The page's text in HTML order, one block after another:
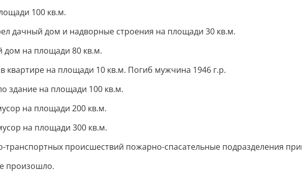
100 кв.м.
дачный дом и надворные строения на площади 30 кв.м.
дом на площади 80 кв.м.
квартире на площади 10 кв.м. Погиб мужчина 1946 г.р.
здание на площади 100 кв.м.
на площади 200 кв.м.
на площади 300 кв.м.
происшествий пожарно-спасательные подразделения
произошло.